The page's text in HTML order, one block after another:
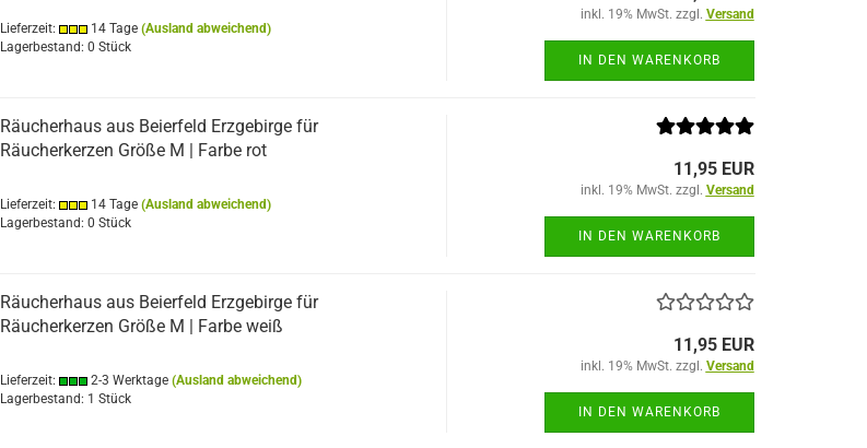
Lieferzeit: 14 Tage (Ausland abweichend)
Lagerbestand: 0 Stück
inkl. 19% MwSt. zzgl. Versand
IN DEN WARENKORB
Räucherhaus aus Beierfeld Erzgebirge für
Räucherkerzen Größe M | Farbe rot
Lieferzeit: 14 Tage (Ausland abweichend)
Lagerbestand: 0 Stück
11,95 EUR
inkl. 19% MwSt. zzgl. Versand
IN DEN WARENKORB
Räucherhaus aus Beierfeld Erzgebirge für
Räucherkerzen Größe M | Farbe weiß
Lieferzeit: 2-3 Werktage (Ausland abweichend)
Lagerbestand: 1 Stück
11,95 EUR
inkl. 19% MwSt. zzgl. Versand
IN DEN WARENKORB